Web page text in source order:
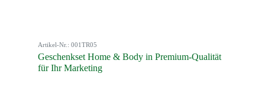
Artikel-Nr.: 001TR05
Geschenkset Home & Body in Premium-Qualität
für Ihr Marketing